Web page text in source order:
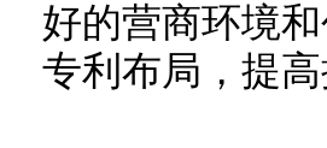
好的营商环境
专利布局，提